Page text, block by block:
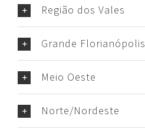
Região dos Vales
Grande Florianópolis
Meio Oeste
Norte/Nordeste